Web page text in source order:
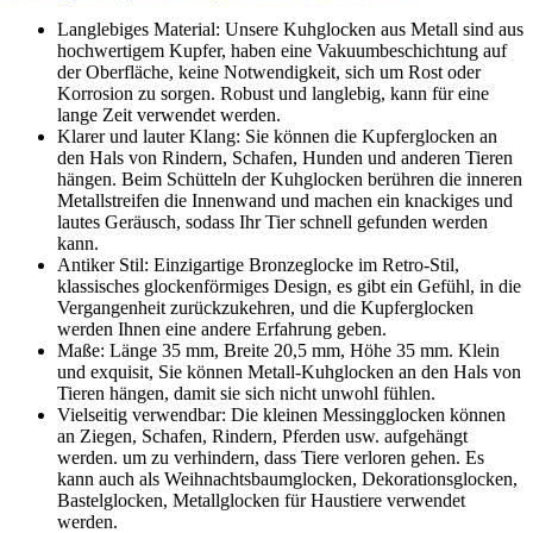
Langlebiges Material: Unsere Kuhglocken aus Metall sind aus
hochwertigem Kupfer, haben eine Vakuumbeschichtung auf
der Oberfläche, keine Notwendigkeit, sich um Rost oder
Korrosion zu sorgen. Robust und langlebig, kann für eine
lange Zeit verwendet werden.
Klarer und lauter Klang: Sie können die Kupferglocken an
den Hals von Rindern, Schafen, Hunden und anderen Tieren
hängen. Beim Schütteln der Kuhglocken berühren die inneren
Metallstreifen die Innenwand und machen ein knackiges und
lautes Geräusch, sodass Ihr Tier schnell gefunden werden
kann.
Antiker Stil: Einzigartige Bronzeglocke im Retro-Stil,
klassisches glockenförmiges Design, es gibt ein Gefühl, in die
Vergangenheit zurückzukehren, und die Kupferglocken
werden Ihnen eine andere Erfahrung geben.
Maße: Länge 35 mm, Breite 20,5 mm, Höhe 35 mm. Klein
und exquisit, Sie können Metall-Kuhglocken an den Hals von
Tieren hängen, damit sie sich nicht unwohl fühlen.
Vielseitig verwendbar: Die kleinen Messingglocken können
an Ziegen, Schafen, Rindern, Pferden usw. aufgehängt
werden. um zu verhindern, dass Tiere verloren gehen. Es
kann auch als Weihnachtsbaumglocken, Dekorationsglocken,
Bastelglocken, Metallglocken für Haustiere verwendet
werden.